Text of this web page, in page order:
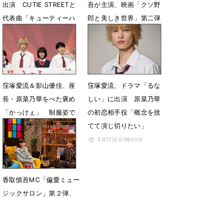
出演 CUTIE STREETと
代表曲「キューティーハ
ニー」をコラボ
5月19日 07時00分
吾が主演、映画「クソ野
郎と美しき世界」第二弾
「バナ穴」公開決定
4月15日 04時04分
窪塚愛流＆影山優佳、座
長・原菜乃華をべた褒め
「かっけぇ」 制服姿で
会見
3月31日 07時36分
窪塚愛流、ドラマ「るな
しい」に出演 原菜乃華
の初恋相手役「概念を捨
てて演じ切りたい」
3月17日 07時30分
香取慎吾MC「偏愛ミュー
ジックサロン」第２弾、